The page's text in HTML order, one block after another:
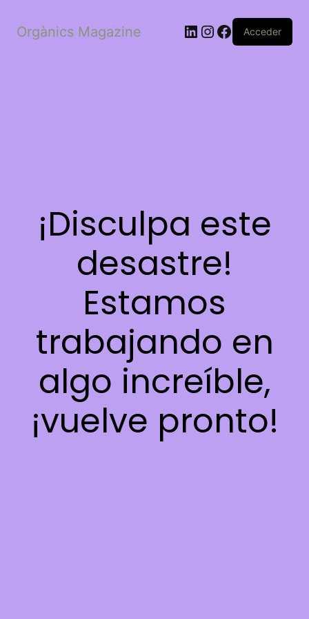
Orgànics Magazine LinkedIn
Instagram
Facebook
Acceder
¡Disculpa este
desastre!
Estamos
trabajando en
algo increíble,
¡vuelve pronto!